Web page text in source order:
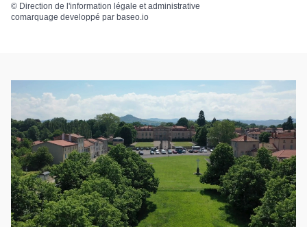
© Direction de l'information légale et administrative
comarquage developpé par baseo.io